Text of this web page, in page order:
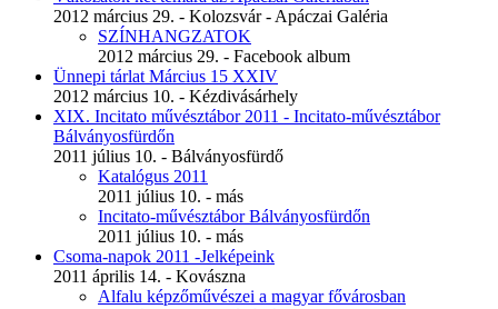
2012 március 29. - Kolozsvár - Apáczai Galéria
SZÍNHANGZATOK
2012 március 29. - Facebook album
Ünnepi tárlat Március 15 XXIV
2012 március 10. - Kézdivásárhely
XIX. Incitato művésztábor 2011 - Incitato-művésztábor
Bálványosfürdőn
2011 július 10. - Bálványosfürdő
Katalógus 2011
2011 július 10. - más
Incitato-művésztábor Bálványosfürdőn
2011 július 10. - más
Csoma-napok 2011 -Jelképeink
2011 április 14. - Kovászna
Alfalu képzőművészei a magyar fővárosban